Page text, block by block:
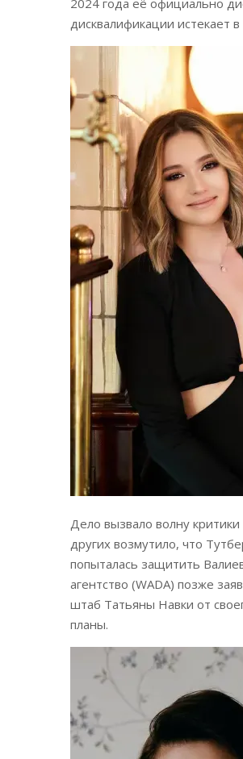
дисквалификации истекает
Дело вызвало волну
других возмутило, что
попыталась защитить
агентство (WADA) позже
штаб Татьяны Навки от
планы.